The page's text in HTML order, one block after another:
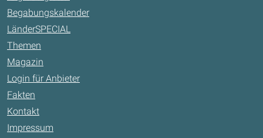
Begabungskalender
LänderSPECIAL
Themen
Magazin
Login für Anbieter
Fakten
Kontakt
Impressum